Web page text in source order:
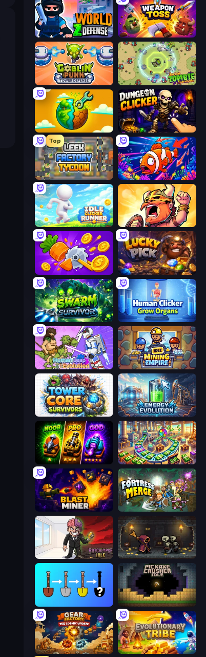
World Z Defense - Zombie Defense Weapon Toss
Goblin Punk Tower Defense Jackal Zombie Survival
Land Explorers: Merge & Build Dungeon Clicker
Top
Leek Factory Tycoon Fish Catch Idle
Idle Clicker Runner World Survivors
Farm Ring Idle Lucky Pick
Swarm Survivor Human Clicker: Grow Organs
Human Leap: Evolution Idle Mining Empire
Tower Core Survivors Energy Evolution
Merge Survival Money Factory: Tycoon Idle Game
Blast Miner Fortress Merge
Rotcalypse: Idle Incremental Lost Dungeon
Pickaxe Crusher Idle
Gear Factory Evolutionary Tribe